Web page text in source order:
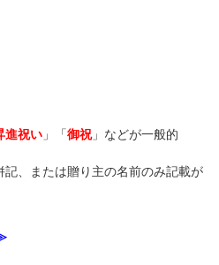
進祝い 」「御祝」などが一般的
、または贈り主の名前のみ記載が